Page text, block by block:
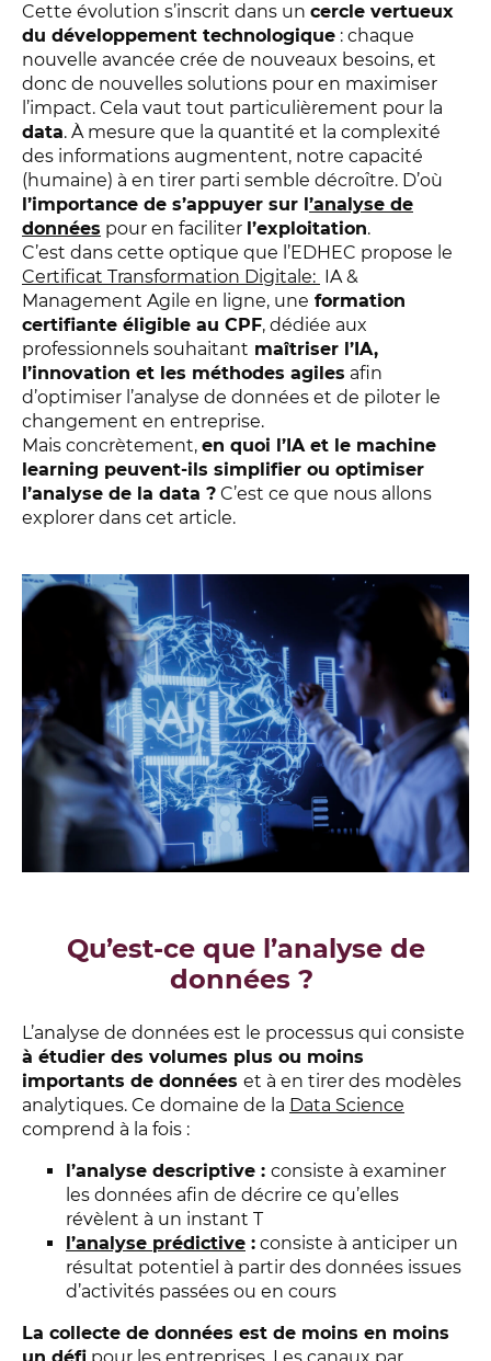
Cette évolution s’inscrit dans un cercle vertueux
du développement technologique : chaque
nouvelle avancée crée de nouveaux besoins, et
donc de nouvelles solutions pour en maximiser
l’impact. Cela vaut tout particulièrement pour la
data. À mesure que la quantité et la complexité
des informations augmentent, notre capacité
(humaine) à en tirer parti semble décroître. D’où
l’importance de s’appuyer sur l’analyse de
données pour en faciliter l’exploitation.
C’est dans cette optique que l’EDHEC propose le
Certificat Transformation Digitale: IA &
Management Agile en ligne, une formation
certifiante éligible au CPF, dédiée aux
professionnels souhaitant maîtriser l’IA,
l’innovation et les méthodes agiles afin
d’optimiser l’analyse de données et de piloter le
changement en entreprise.
Mais concrètement, en quoi l’IA et le machine
learning peuvent-ils simplifier ou optimiser
l’analyse de la data ? C’est ce que nous allons
explorer dans cet article.
Qu’est-ce que l’analyse de
données ?
L’analyse de données est le processus qui consiste
à étudier des volumes plus ou moins
importants de données et à en tirer des modèles
analytiques. Ce domaine de la Data Science
comprend à la fois :
l’analyse descriptive : consiste à examiner
les données afin de décrire ce qu’elles
révèlent à un instant T
l’analyse prédictive : consiste à anticiper un
résultat potentiel à partir des données issues
d’activités passées ou en cours
La collecte de données est de moins en moins